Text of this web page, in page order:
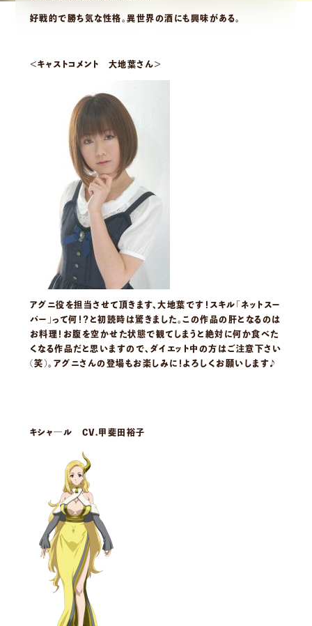
好戦的で勝ち気な性格。異世界の酒にも興味がある。
＜キャストコメント 大地葉さん＞
アグニ役を担当させて頂きます、大地葉です！スキル「ネットスー
パー」って何！？と初読時は驚きました。この作品の肝となるのは
お料理！お腹を空かせた状態で観てしまうと絶対に何か食べた
くなる作品だと思いますので、ダイエット中の方はご注意下さい
(笑)。アグニさんの登場もお楽しみに！よろしくお願いします♪
キシャ―ル CV.甲斐田裕子